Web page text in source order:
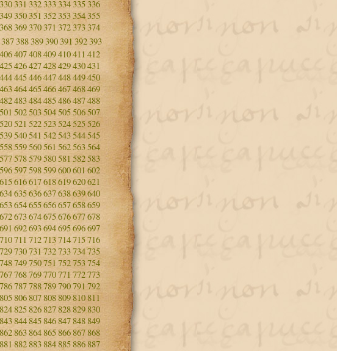
330331 332333334335336
349350351 352 353354355
368369370371 372373374
387388389390391392393
406407408409410411 412
425426427428429430431
444445446447448449450
463464465466467468469
482483484485486487488
501 502503504505506507
520521 522523524525526
539540541 542543544545
558559560561 562563564
577578579580581 582583
596597598599600601 602
615616617618619620621
634635636637638639640
653654655656657658659
672673674675676677678
691 692693694695696697
710711 712713714715716
729730731 732733734735
748749750751 752753754
767768769770771 772773
786787788789790791 792
805 806 807 808809810811
824825826 827 828829 830
843844 845846 847 848 849
862863864 865 866 867 868
881 882 883884 885 886 887